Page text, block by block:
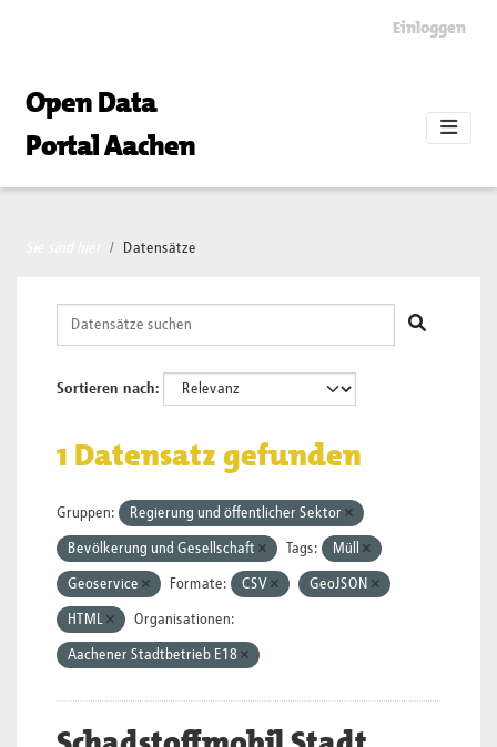
Einloggen
Open Data
Portal Aachen
Datensätze
Sortieren nach
1 Datensatz gefunden
Gruppen: Regierung und öffentlicher Sektor
Bevölkerung und Gesellschaft Tags: Müll
Geoservice Formate: CSV GeoJSON
HTML Organisationen:
Aachener Stadtbetrieb E18